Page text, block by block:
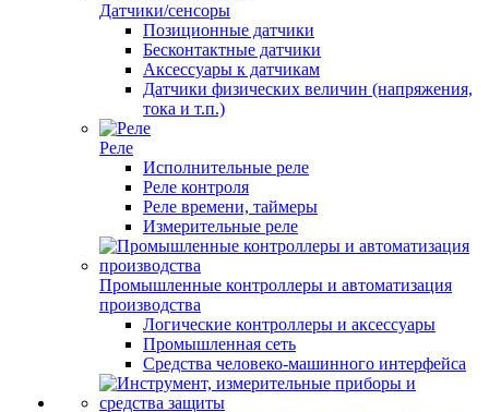
Датчики/сенсоры
Позиционные датчики
Бесконтактные датчики
Аксессуары к датчикам
Датчики физических величин (напряжения,
тока и т.п.)
Реле
Исполнительные реле
Реле контроля
Реле времени, таймеры
Измерительные реле
Промышленные контроллеры и автоматизация
производства
Логические контроллеры и аксессуары
Промышленная сеть
Средства человеко-машинного интерфейса